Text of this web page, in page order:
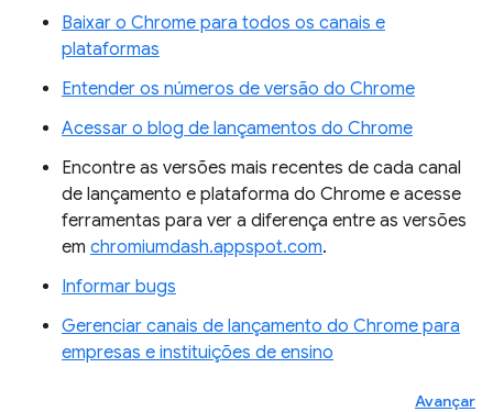
Baixar o Chrome para todos os canais e
plataformas
Entender os números de versão do Chrome
Acessar o blog de lançamentos do Chrome
Encontre as versões mais recentes de cada canal
de lançamento e plataforma do Chrome e acesse
ferramentas para ver a diferença entre as versões
em chromiumdash.appspot.com.
Informar bugs
Gerenciar canais de lançamento do Chrome para
empresas e instituições de ensino
Avançar